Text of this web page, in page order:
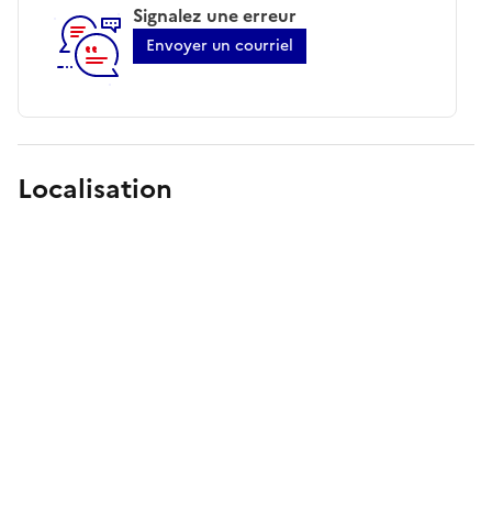
Signalez une erreur
Envoyer un courriel
Localisation